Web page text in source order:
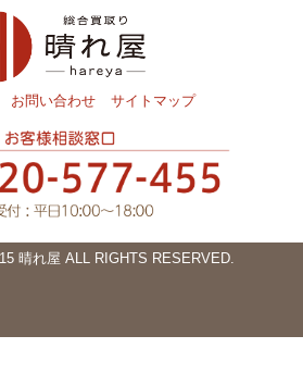
お問い合わせ サイトマップ
晴れ屋 ALL RIGHTS RESERVED.